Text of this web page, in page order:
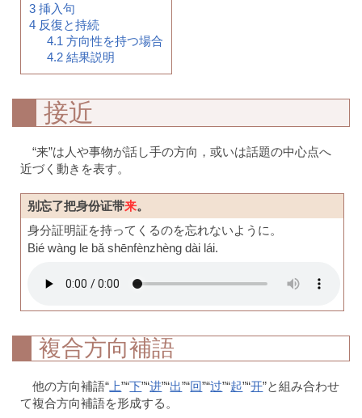
3 挿入句
4 反復と持続
4.1 方向性を持つ場合
4.2結果説明
接近
“来”は人や事物が話し手の方向，或いは話題の中心点へ
近づく動きを表す。
别忘了把身份证带来。
身分証明証を持ってくるのを忘れないように。
Bié wàng le bǎ shēnfènzhèng dài lái.
複合方向補語
他の方向補語“ 上”“下”“进”“出”“回”“过”“起”“开”と組み合わせ
て複合方向補語を形成する。